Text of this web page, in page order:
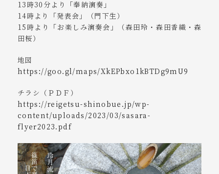
13時30分より「奉納演奏」
14時より「発表会」（門下生）
15時より「お楽しみ演奏会」（森田玲・森田香織・森
田桜）
地図
https://goo.gl/maps/XkEPbxo1kBTDg9mU9
チラシ（ＰＤＦ）
https://reigetsu-shinobue.jp/wp-
content/uploads/2023/03/sasara-
flyer2023.pdf